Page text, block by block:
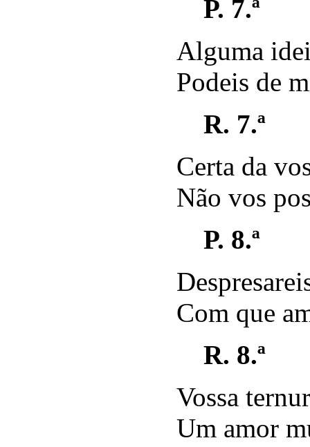
P. 7.ª
Alguma
Podeis de
R. 7.ª
Certa da
Não vos
P. 8.ª
Com que
R. 8.ª
Vossa
Um amor